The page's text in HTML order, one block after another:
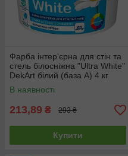
Фарба інтер'єрна для стін та
стель білосніжна "Ultra White"
DekArt білий (база А) 4 кг
В наявності
213,89 ₴ 293 ₴
Купити